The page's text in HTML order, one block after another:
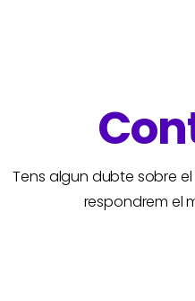
Tens algun dubte sobre
respondrem el